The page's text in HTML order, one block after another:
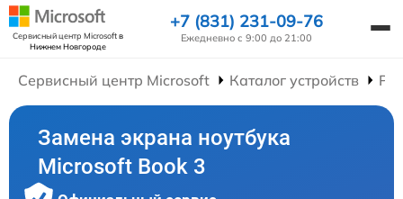
Сервисный центр Microsoftв
Нижнем Новгороде
+7 (831) 231-09-76
Ежедневно с 9:00 до 21:00
Сервисный центр Microsoft Каталог устройств
Замена экрана ноутбука
Microsoft Book 3